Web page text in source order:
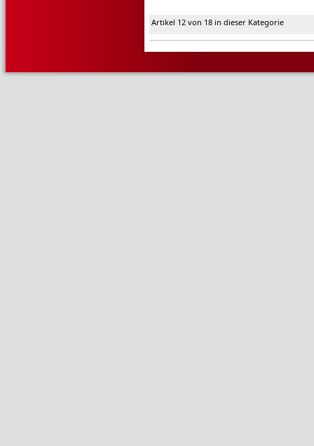
Artikel 12 von 18 in dieser Kategorie